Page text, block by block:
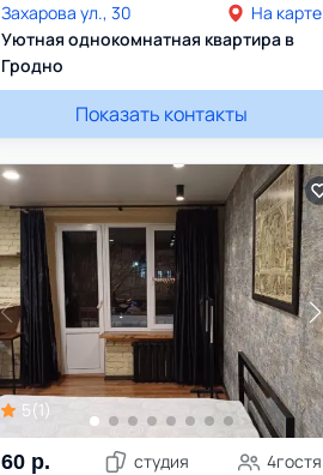
Захарова ул., 30
На карте
Уютная однокомнатная квартира в
Гродно
+375297865154
Показать контакты
5(1)
60 р. студия 4гостя